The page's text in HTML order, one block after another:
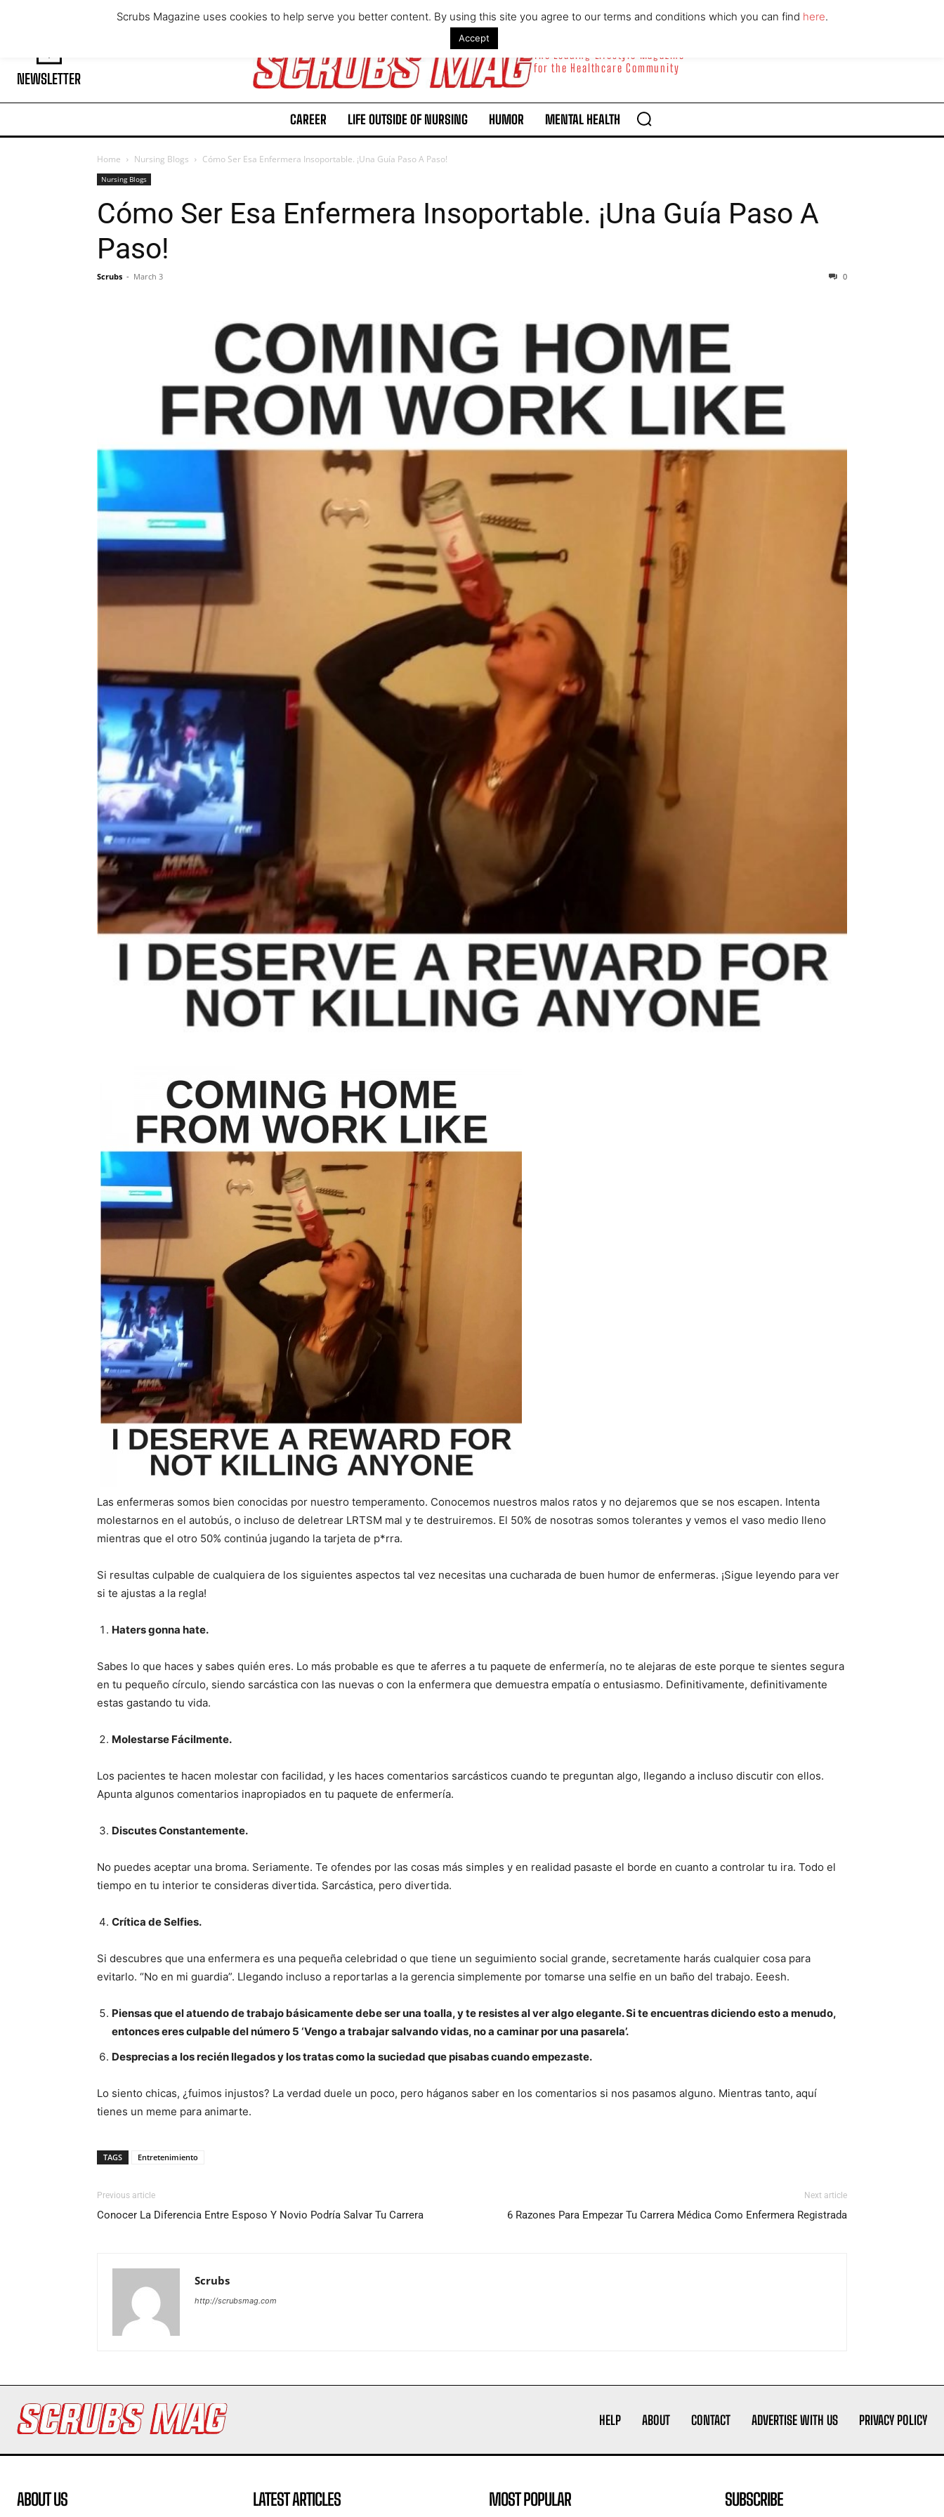
I've read and accept the
NEWSLETTER
The Leading Lifestyle Magazine
for the Healthcare Community
CAREER LIFE OUTSIDE OF NURSING HUMOR MENTAL HEALTH
Home Nursing Blogs Cómo Ser Esa Enfermera Insoportable. ¡Una Guía Paso A Paso!
Nursing Blogs
Cómo Ser Esa Enfermera Insoportable. ¡Una Guía Paso A
Paso!
Scrubs - March 3 0
Las enfermeras somos bien conocidas por nuestro temperamento. Conocemos nuestros malos ratos y no dejaremos que se nos escapen. Intenta
molestarnos en el autobús, o incluso de deletrear LRTSM mal y te destruiremos. El 50% de nosotras somos tolerantes y vemos el vaso medio lleno
mientras que el otro 50% continúa jugando la tarjeta de p*rra.
Si resultas culpable de cualquiera de los siguientes aspectos tal vez necesitas una cucharada de buen humor de enfermeras. ¡Sigue leyendo para ver
si te ajustas a la regla!
Haters gonna hate.
Sabes lo que haces y sabes quién eres. Lo más probable es que te aferres a tu paquete de enfermería, no te alejaras de este porque te sientes segura
en tu pequeño círculo, siendo sarcástica con las nuevas o con la enfermera que demuestra empatía o entusiasmo. Definitivamente, definitivamente
estas gastando tu vida.
Molestarse Fácilmente.
Los pacientes te hacen molestar con facilidad, y les haces comentarios sarcásticos cuando te preguntan algo, llegando a incluso discutir con ellos.
Apunta algunos comentarios inapropiados en tu paquete de enfermería.
Discutes Constantemente.
No puedes aceptar una broma. Seriamente. Te ofendes por las cosas más simples y en realidad pasaste el borde en cuanto a controlar tu ira. Todo el
tiempo en tu interior te consideras divertida. Sarcástica, pero divertida.
Crítica de Selfies.
Si descubres que una enfermera es una pequeña celebridad o que tiene un seguimiento social grande, secretamente harás cualquier cosa para
evitarlo. “No en mi guardia”. Llegando incluso a reportarlas a la gerencia simplemente por tomarse una selfie en un baño del trabajo. Eeesh.
Piensas que el atuendo de trabajo básicamente debe ser una toalla, y te resistes al ver algo elegante. Si te encuentras diciendo esto a menudo,
entonces eres culpable del número 5 ‘Vengo a trabajar salvando vidas, no a caminar por una pasarela’.
Desprecias a los recién llegados y los tratas como la suciedad que pisabas cuando empezaste.
Lo siento chicas, ¿fuimos injustos? La verdad duele un poco, pero háganos saber en los comentarios si nos pasamos alguno. Mientras tanto, aquí
tienes un meme para animarte.
TAGS Entretenimiento
Previous article
Conocer La Diferencia Entre Esposo Y Novio Podría Salvar Tu Carrera
Next article
6 Razones Para Empezar Tu Carrera Médica Como Enfermera Registrada
Scrubs
http://scrubsmag.com
HELP ABOUT CONTACT ADVERTISE WITH US PRIVACY POLICY
ABOUT US LATEST ARTICLES MOST POPULAR SUBSCRIBE
Scrubs Magazine uses cookies to help serve you better content. By using this site you agree to our terms and conditions which you can find here.
Accept